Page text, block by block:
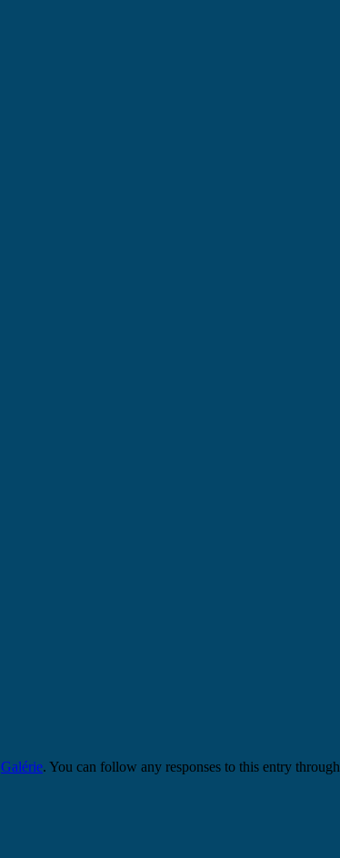
Galérie. You can follow any responses to this entry through